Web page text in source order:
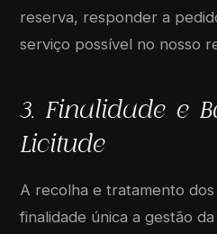
reserva, responder a
serviço possível no nosso
3. Finalidade e
Licitude
A recolha e tratamento
finalidade única a gestão